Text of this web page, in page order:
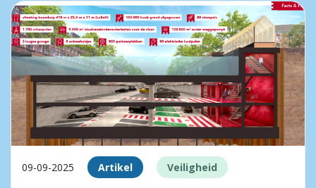
09-09-2025 Artikel Veiligheid